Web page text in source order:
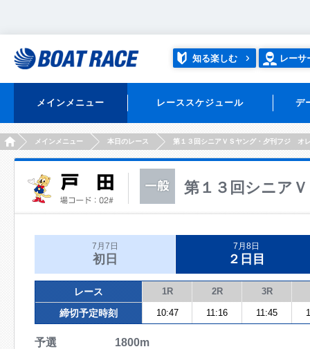
知る楽しむ レーサ
メインメニュー レーススケジュール デ
HOMEメインメニュー 本日のレース 第１３回シニアＶＳヤング・夕刊フジ オ
第１３回シニア
7月7日
初日
7月8日
２日目
レース 1R 2R 3R
締切予定時刻 10:47 11:16 11:45
予選 1800m